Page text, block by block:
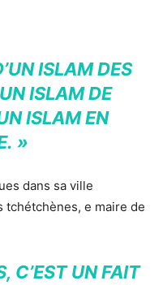
ISLAM DES
ISLAM DE
ISLAM EN
»
dans sa ville
tchétchènes, e maire de
C’EST UN FAIT